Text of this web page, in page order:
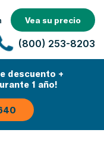
Vea su precio
(800) 253-8203
descuento +
1 año!